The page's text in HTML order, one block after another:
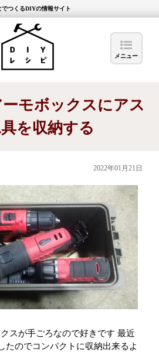
でつくるDIYの情報サイト
メニュー
モボックスにアス
を収納する
2022年01月21日
スが手ごろなので好きです 最近
たのでコンパクトに収納出来るよ